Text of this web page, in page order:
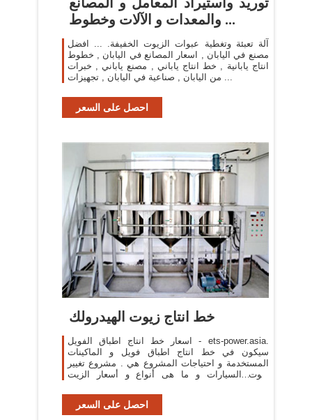
والمعدات و الآلات وخطوط ...
آلة تعبئة وتغطية عبوات الزيوت الخفيفة. ... افضل
مصنع في اليابان , اسعار المصانع في اليابان , خطوط
انتاج يابانية , خط انتاج ياباني , مصنع ياباني , خبرات
من اليابان , صناعية في اليابان , تجهيزات ...
احصل على السعر
خط انتاج زيوت الهيدرولك
اسعار خط انتاج اطباق الفويل - ets-power.asia.
سيكون في خط انتاج اطباق فويل و الماكينات
المستخدمة و احتياجات المشروع هي . مشروع تغيير
زيوت السيارات و ما هى أنواع و أسعار الزيت
احصل على السعر